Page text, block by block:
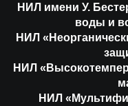
НИЛ имени У.
воды и
НИЛ
НИЛ
НИЛ